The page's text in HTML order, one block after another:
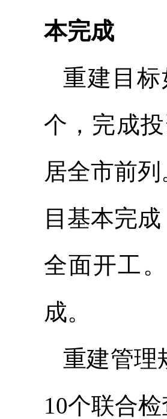
本完成
重建目
个，完成
居全市前
目基本完
全面开工
成。
重建管理
10个联合